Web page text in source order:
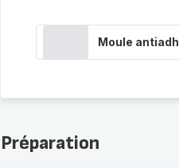
Moule
Préparation